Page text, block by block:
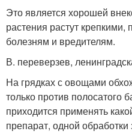
Это является хорошей
растения растут крепкими,
болезням и вредителям.
В. переверзев,
На грядках с овощами
только против полосатого
приходится применять
препарат, одной обработки